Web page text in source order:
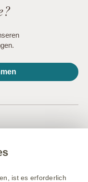
ist es erforderlich